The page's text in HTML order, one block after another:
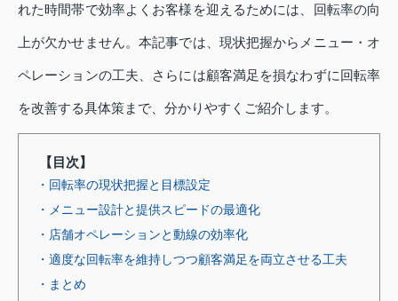
れた時間帯で効率よくお客様を迎えるためには、回転率の向
上が欠かせません。本記事では、現状把握からメニュー・オ
ペレーションの工夫、さらには顧客満足を損なわずに回転率
を改善する具体策まで、分かりやすくご紹介します。
【目次】
・回転率の現状把握と目標設定
・メニュー設計と提供スピードの最適化
・店舗オペレーションと動線の効率化
・適度な回転率を維持しつつ顧客満足を両立させる工夫
・まとめ